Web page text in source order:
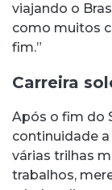
viajando o
como muitos
fim.”
Carreira
Após o fim do
continuidade
várias trilhas
trabalhos,